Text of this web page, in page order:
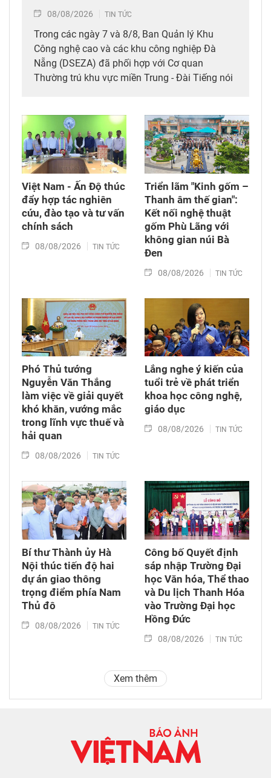
08/08/2026 TIN TỨC
Trong các ngày 7 và 8/8, Ban Quản lý Khu
Công nghệ cao và các khu công nghiệp Đà
Nẵng (DSEZA) đã phối hợp với Cơ quan
Thường trú khu vực miền Trung - Đài Tiếng nói
cho đồng bào nghèo tại xã biên giới Hùng Sơn
(thành phố Đà Nẵng).
Việt Nam - Ấn Độ thúc
đẩy hợp tác nghiên
cứu, đào tạo và tư vấn
chính sách
08/08/2026 TIN TỨC
Triển lãm "Kinh gốm –
Thanh âm thế gian":
Kết nối nghệ thuật
gốm Phù Lãng với
không gian núi Bà
Đen
08/08/2026 TIN TỨC
Phó Thủ tướng
Nguyễn Văn Thắng
làm việc về giải quyết
khó khăn, vướng mắc
trong lĩnh vực thuế và
hải quan
08/08/2026 TIN TỨC
Lắng nghe ý kiến của
tuổi trẻ về phát triển
khoa học công nghệ,
giáo dục
08/08/2026 TIN TỨC
Bí thư Thành ủy Hà
Nội thúc tiến độ hai
dự án giao thông
trọng điểm phía Nam
Thủ đô
08/08/2026 TIN TỨC
Công bố Quyết định
sáp nhập Trường Đại
học Văn hóa, Thể thao
và Du lịch Thanh Hóa
vào Trường Đại học
Hồng Đức
08/08/2026 TIN TỨC
Xem thêm